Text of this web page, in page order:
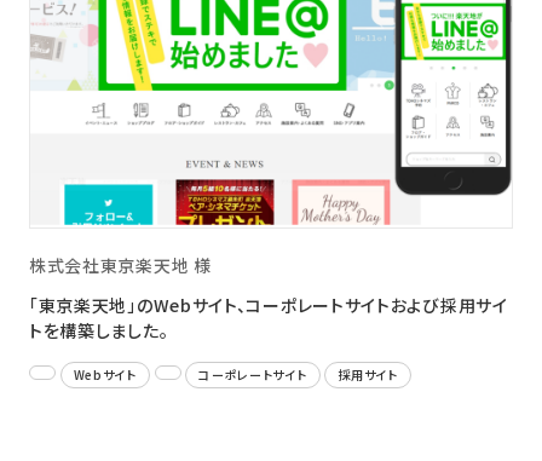
株式会社東京楽天地 様
「東京楽天地」のWebサイト、コーポレートサイトおよび採用サイ
トを構築しました。
Webサイト コーポレートサイト 採用サイト